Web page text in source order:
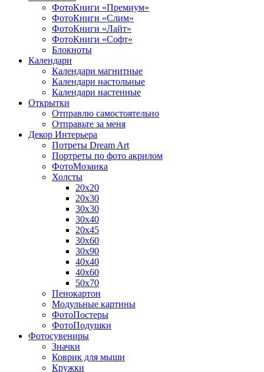
ФотоКниги «Премиум»
ФотоКниги «Слим»
ФотоКниги «Лайт»
ФотоКниги «Софт»
Блокноты
Календари
Календари магнитные
Календари настольные
Календари настенные
Открытки
Отправлю самостоятельно
Отправьте за меня
Декор Интерьера
Потреты Dream Art
Портреты по фото акрилом
ФотоМозаика
Холсты
20х20
20х30
30х30
30х40
20х45
30х60
30х90
40х40
40х60
50х70
Пенокартон
Модульные картины
ФотоПостеры
ФотоПодушки
Фотоcувениры
Значки
Коврик для мыши
Кружки